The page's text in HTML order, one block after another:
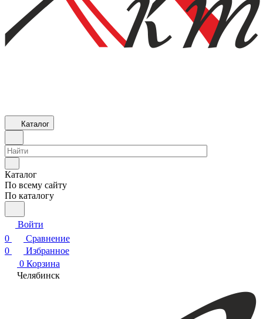
Каталог
Каталог
По всему сайту
По каталогу
Войти
0
Сравнение
0
Избранное
0 Корзина
Челябинск